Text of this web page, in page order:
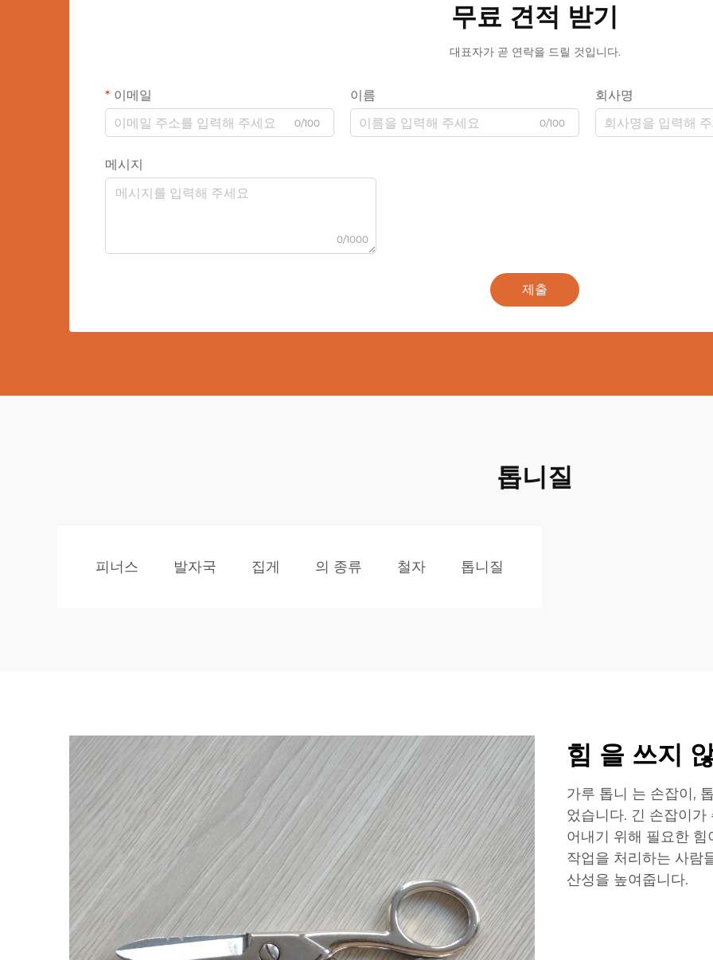
무료 견적 받기
대표자가 곧 연락을 드릴 것입니다.
이메일
0/100
이름
0/100
회사명
메시지
0/1000
제출
톱니질
피너스 발자국 집게 의 종류 철자 톱니질
힘 을 쓰지
가루 톱니 는 손잡이,
었습니다. 긴 손잡이
어내기 위해 필요한
작업을 처리하는 사람
산성을 높여줍니다.